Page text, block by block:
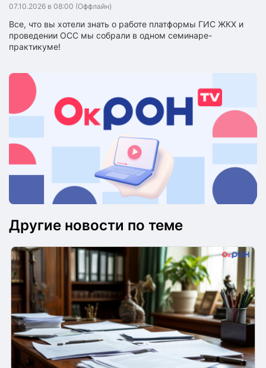
07.10.2026 в 08:00 (Оффлайн)
Все, что вы хотели знать о работе платформы ГИС ЖКХ и
проведении ОСС мы собрали в одном семинаре-
практикуме!
Другие новости по теме